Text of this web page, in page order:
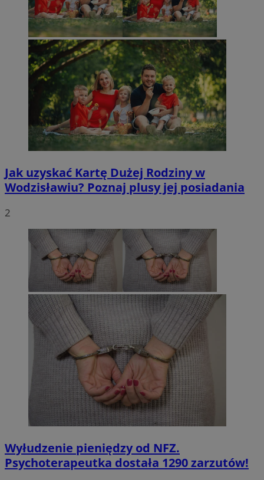
Jak uzyskać Kartę Dużej Rodziny w
Wodzisławiu? Poznaj plusy jej posiadania
2
Wyłudzenie pieniędzy od NFZ.
Psychoterapeutka dostała 1290 zarzutów!